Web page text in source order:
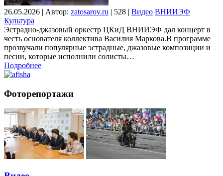
26.05.2026 | Автор: zatosarov.ru | 528 | Видео ВНИИЭФ
Культура
Эстрадно-джазовый оркестр ЦКиД ВНИИЭФ дал концерт в
честь основателя коллектива Василия Маркова.В программе
прозвучали популярные эстрадные, джазовые композиции и
песни, которые исполнили солисты…
Подробнее
Фоторепортажи